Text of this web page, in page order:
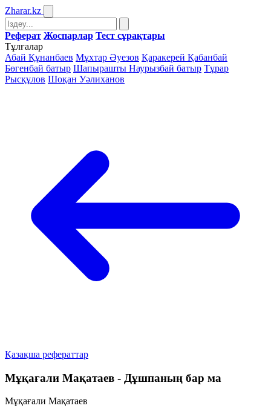
Zharar.kz
Реферат Жоспарлар Тест сұрақтары
Тұлғалар
Абай Құнанбаев Мұхтар Әуезов Қаракерей Қабанбай
Бөгенбай батыр Шапырашты Наурызбай батыр Тұрар
Рысқұлов Шоқан Уәлиханов
Қазақша рефераттар
Мұқағали Мақатаев - Дұшпаның бар ма
Мұқағали Мақатаев